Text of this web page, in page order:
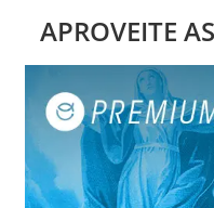
APROVEITE